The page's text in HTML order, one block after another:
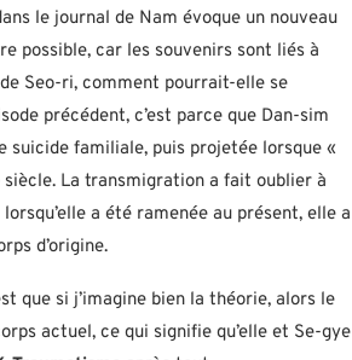
le journal de Nam évoque un nouveau
possible, car les souvenirs sont liés à
Seo-ri, comment pourrait-elle se
précédent, c’est parce que Dan-sim
suicide familiale, puis projetée lorsque «
siècle. La transmigration a fait oublier à
a été ramenée au présent, elle a
d’origine.
que si j’imagine bien la théorie, alors le
actuel, ce qui signifie qu’elle et Se-gye